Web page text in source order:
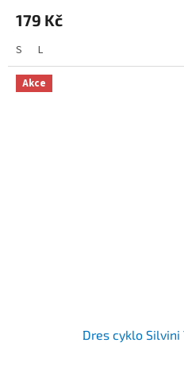
179 Kč
S L
Akce
Dres cyklo Silvini